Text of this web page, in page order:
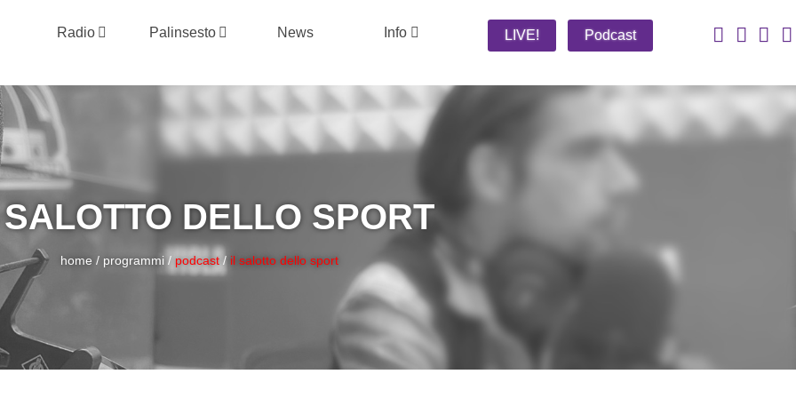
Radio Palinsesto News Info LIVE! Podcast
DELLO SPORT
home / programmi / podcast/ il salotto dello sport